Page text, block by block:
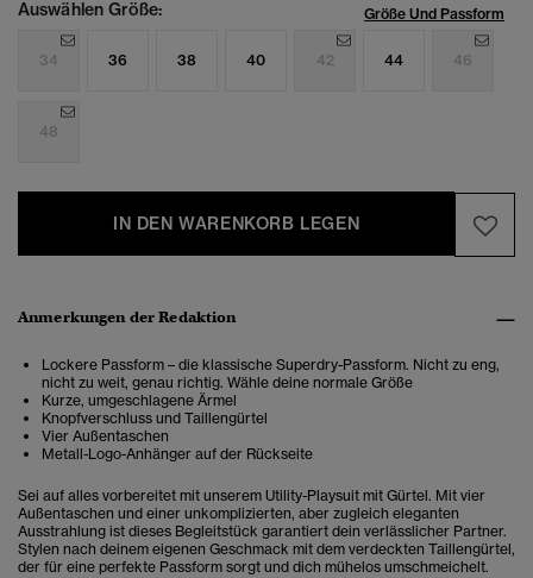
Auswählen Größe: Größe Und Passform
34 36 38 40 42 44 46
48
IN DEN WARENKORB LEGEN
Anmerkungen der Redaktion
Lockere Passform – die klassische Superdry-Passform. Nicht zu eng,
nicht zu weit, genau richtig. Wähle deine normale Größe
Kurze, umgeschlagene Ärmel
Knopfverschluss und Taillengürtel
Vier Außentaschen
Metall-Logo-Anhänger auf der Rückseite
Sei auf alles vorbereitet mit unserem Utility-Playsuit mit Gürtel. Mit vier
Außentaschen und einer unkomplizierten, aber zugleich eleganten
Ausstrahlung ist dieses Begleitstück garantiert dein verlässlicher Partner.
Stylen nach deinem eigenen Geschmack mit dem verdeckten Taillengürtel,
der für eine perfekte Passform sorgt und dich mühelos umschmeichelt.